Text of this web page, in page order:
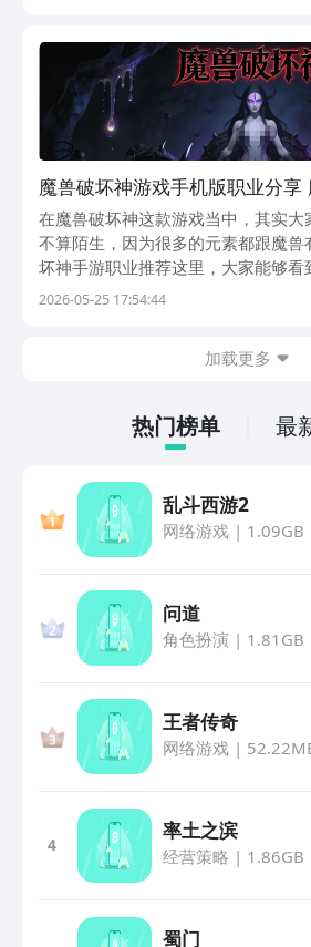
魔兽破坏神游戏手机版职业分享
职业有哪几款
在魔兽破坏神这款游戏当中，其实
不算陌生，因为很多的元素都跟魔兽
坏神手游职业推荐这里，大家能够
戏当中大家可以看到人气比较高的，
2026-05-25 17:54:44
加载更多
热门榜单 最
乱斗西游2
网络游戏| 1.09GB
问道
角色扮演 | 1.81GB
王者传奇
网络游戏|
4
率土之滨
经营策略 | 1.86GB
蜀门